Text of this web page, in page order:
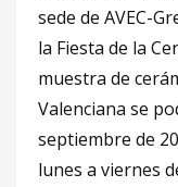
sede de AVEC-
la Fiesta de la
muestra de
Valenciana se
septiembre de
lunes a viernes